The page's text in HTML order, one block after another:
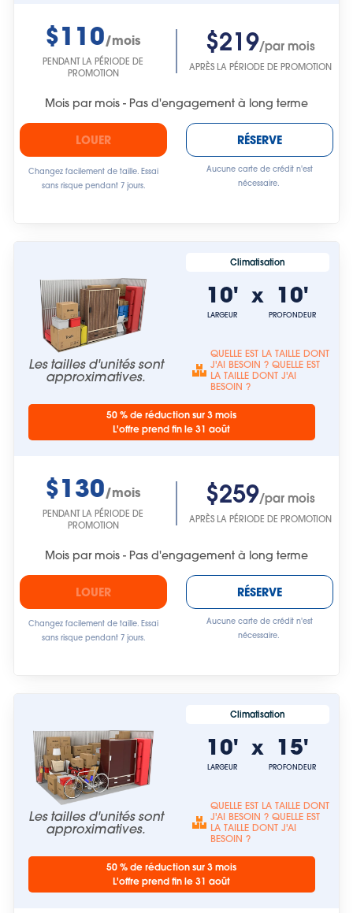
$110/mois
PENDANT LA PÉRIODE DE
PROMOTION
$219/par mois
APRÈS LA PÉRIODE DE PROMOTION
Mois par mois - Pas d'engagement à long terme
LOUER
Changez facilement de taille. Essai
sans risque pendant 7 jours.
RÉSERVE
Aucune carte de crédit n'est
nécessaire.
Les tailles d'unités sont
approximatives.
Climatisation
10'
LARGEUR
x 10'
PROFONDEUR
QUELLE EST LA TAILLE DONT
J'AI BESOIN ? QUELLE EST
LA TAILLE DONT J'AI
BESOIN ?
50 % de réduction sur 3 mois
L'offre prend fin le 31 août
$130/mois
PENDANT LA PÉRIODE DE
PROMOTION
$259/par mois
APRÈS LA PÉRIODE DE PROMOTION
Mois par mois - Pas d'engagement à long terme
LOUER
Changez facilement de taille. Essai
sans risque pendant 7 jours.
RÉSERVE
Aucune carte de crédit n'est
nécessaire.
Les tailles d'unités sont
approximatives.
Climatisation
10'
LARGEUR
x 15'
PROFONDEUR
QUELLE EST LA TAILLE DONT
J'AI BESOIN ? QUELLE EST
LA TAILLE DONT J'AI
BESOIN ?
50 % de réduction sur 3 mois
L'offre prend fin le 31 août